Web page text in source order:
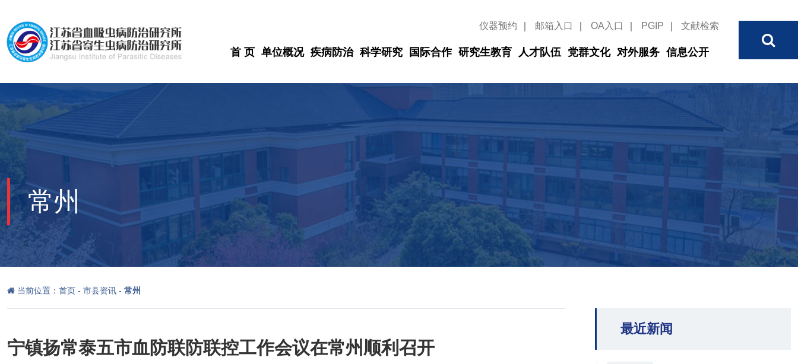
仪器预约 邮箱入口 OA入口 PGIP 文献检索
首 页 单位概况 疾病防治 科学研究 国际合作 研究生教育 人才队伍 党群文化 对外服务 信息公开
常州
当前位置： 首页 - 市县资讯 - 常州
宁镇扬常泰五市血防联防联控工作会议在常州顺利召开
最近新闻